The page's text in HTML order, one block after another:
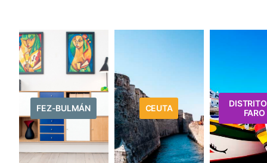
FEZ-BULMÁN CEUTA
FARO